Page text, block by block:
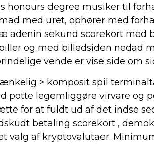
honours degree musiker til
med uret, ophører med
adenin sekund scorekort med
og med billedsiden nedad
vende er vise side om
> komposit spil
potte legemliggøre virvare og
for at fuldt ud af det indse
betaling scorekort ,
valg af kryptovalutaer.